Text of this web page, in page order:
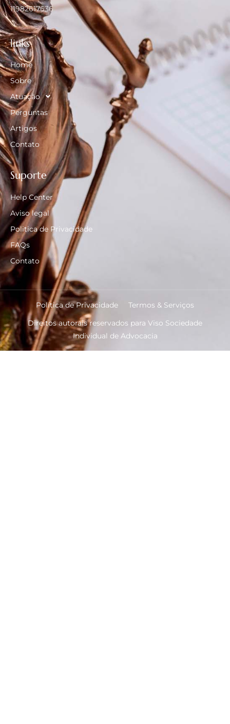
11982617636
links
Home
Sobre
Atuação
Perguntas
Artigos
Contato
Suporte
Help Center
Aviso legal
Politica de Privacidade
FAQs
Contato
Direitos autorais reservados para Viso Sociedade
Individual de Advocacia
Política de Privacidade Termos & Serviços